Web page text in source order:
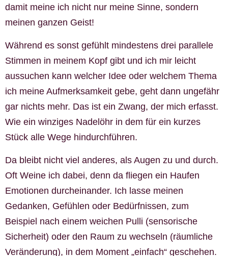
damit meine ich nicht nur meine Sinne, sondern
meinen ganzen Geist!
Während es sonst gefühlt mindestens drei parallele
Stimmen in meinem Kopf gibt und ich mir leicht
aussuchen kann welcher Idee oder welchem Thema
ich meine Aufmerksamkeit gebe, geht dann ungefähr
gar nichts mehr. Das ist ein Zwang, der mich erfasst.
Wie ein winziges Nadelöhr in dem für ein kurzes
Stück alle Wege hindurchführen.
Da bleibt nicht viel anderes, als Augen zu und durch.
Oft Weine ich dabei, denn da fliegen ein Haufen
Emotionen durcheinander. Ich lasse meinen
Gedanken, Gefühlen oder Bedürfnissen, zum
Beispiel nach einem weichen Pulli (sensorische
Sicherheit) oder den Raum zu wechseln (räumliche
Veränderung), in dem Moment „einfach“ geschehen.